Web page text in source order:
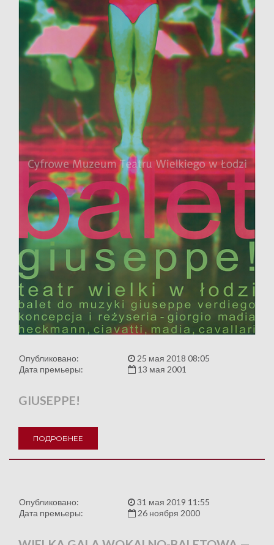
Опубликовано:
25 мая 2018 08:05
Дата премьеры:
13 мая 2001
GIUSEPPE!
ПОДРОБНЕЕ
Опубликовано:
31 мая 2019 11:55
Дата премьеры:
26 ноября 2000